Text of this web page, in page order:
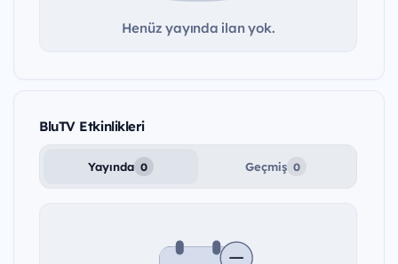
Henüz yayında ilan yok.
BluTV Etkinlikleri
Yayında 0 Geçmiş 0